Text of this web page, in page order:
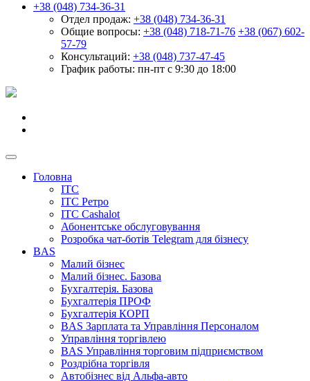
+38 (048) 734-36-31
Отдел продаж: +38 (048) 734-36-31
Общие вопросы: +38 (048) 718-71-76 +38 (067) 602-
57-79
Консультаций: +38 (048) 737-47-45
График работы: пн-пт с 9:30 до 18:00
Головна
ІТС
ІТС Ретро
ІТС Cashalot
Абонентське обслуговування
Розробка чат-ботів Telegram для бізнесу
BAS
Малий бізнес
Малий бізнес. Базова
Бухгалтерія. Базова
Бухгалтерія ПРОФ
Бухгалтерія КОРП
BAS Зарплата та Управління Персоналом
Управління торгівлею
BAS Управління торговим підприємством
Роздрібна торгівля
Автобізнес від Альфа-авто